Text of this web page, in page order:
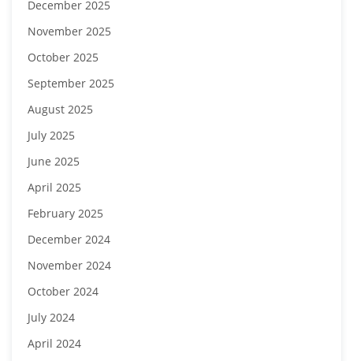
December 2025
November 2025
October 2025
September 2025
August 2025
July 2025
June 2025
April 2025
February 2025
December 2024
November 2024
October 2024
July 2024
April 2024